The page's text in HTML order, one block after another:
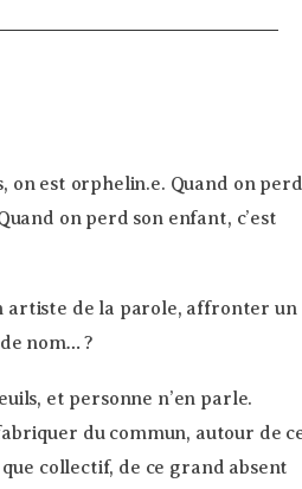
on est orphelin.e. Quand on perd
on perd son enfant, c’est
artiste de la parole, affronter un
nom… ?
et personne n’en parle.
du commun, autour de
collectif, de ce grand absent